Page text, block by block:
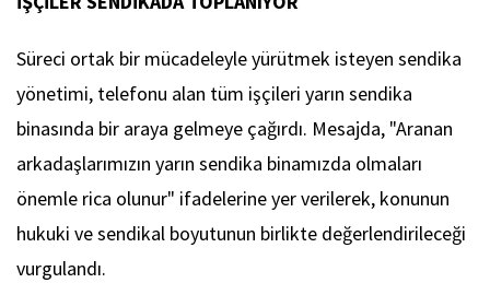
Süreci ortak bir mücadeleyle yürütmek isteyen sendika
yönetimi, telefonu alan tüm işçileri yarın sendika
binasında bir araya gelmeye çağırdı. Mesajda, "Aranan
arkadaşlarımızın yarın sendika binamızda olmaları
önemle rica olunur" ifadelerine yer verilerek, konunun
hukuki ve sendikal boyutunun birlikte değerlendirileceği
vurgulandı.